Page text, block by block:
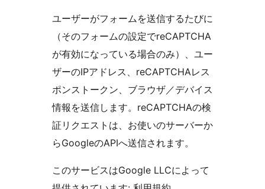
ユーザーがフォームを送信するたびに
（そのフォームの設定でreCAPTCHA
が有効になっている場合のみ）、ユー
ザーのIPアドレス、reCAPTCHAレス
ポンストークン、ブラウザ／デバイス
情報を送信します。reCAPTCHAの検
証リクエストは、お使いのサーバーか
らGoogleのAPIへ送信されます。
このサービスはGoogle LLCによって